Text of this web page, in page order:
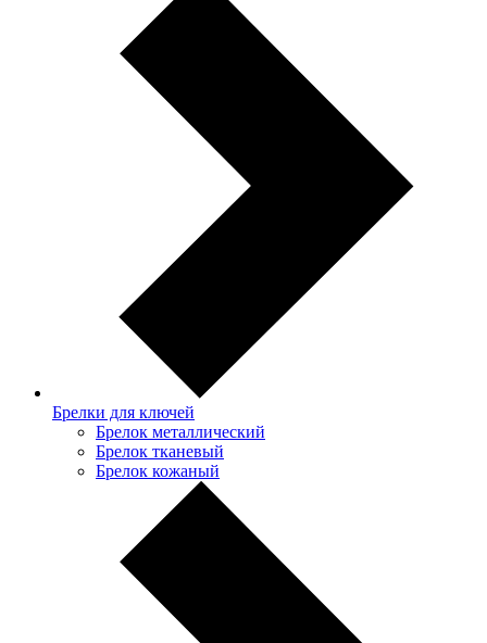
Брелки для ключей
Брелок металлический
Брелок тканевый
Брелок кожаный